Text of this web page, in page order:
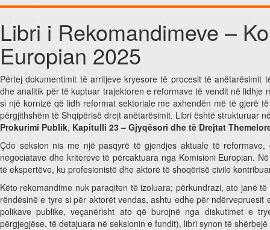
Libri i Rekomandimeve –
Europian 2025
Përtej dokumentimit të arritjeve kryesore të procesit të
dhe analitik për të kuptuar trajektoren e reformave të vendit në
si një kornizë që lidh reformat sektoriale me axhendën më të gjerë
përgjithshëm të Shqipërisë drejt anëtarësimit. Libri është strukturuar
Prokurimi Publik, Kapitulli 23 – Gjyqësori dhe të Drejtat
Çdo seksion nis me një pasqyrë të gjendjes aktuale të
negociatave dhe kritereve të përcaktuara nga Komisioni Europian.
të ekspertëve, ku profesionistë dhe aktorë të shoqërisë civile
Këto rekomandime nuk paraqiten të izoluara; përkundrazi, ato janë
rëndësinë e tyre si për aktorët vendas, ashtu edhe për
polikave publike, veçanërisht ato që burojnë nga diskutimet e
përgjegjëse, të detajuara në seksionin e fundit), libri synon të